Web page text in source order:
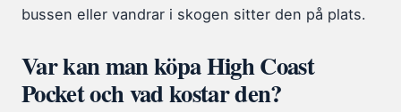
bussen eller vandrar i skogen sitter den på plats.
Var kan man köpa High Coast
Pocket och vad kostar den?